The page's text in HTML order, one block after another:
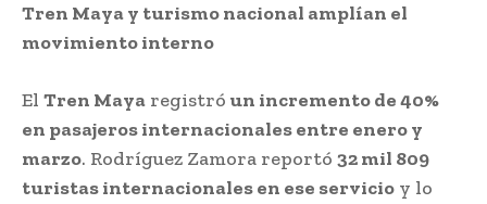
Tren Maya y turismo nacional amplían el
movimiento interno
El Tren Maya registró un incremento de 40%
en pasajeros internacionales entre enero y
marzo. Rodríguez Zamora reportó 32 mil 809
turistas internacionales en ese servicio y lo